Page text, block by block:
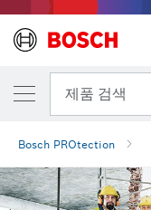
제품 검색
Bosch PROtection